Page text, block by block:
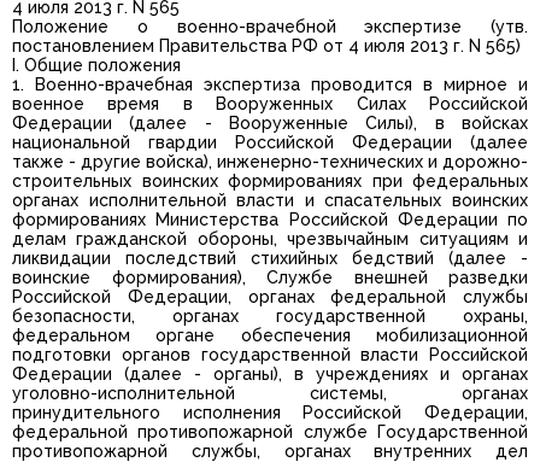
4 июля 2013 г. N 565
Положение о военно-врачебной экспертизе (утв.
постановлением Правительства РФ от 4 июля 2013 г. N 565)
I. Общие положения
1. Военно-врачебная экспертиза проводится в мирное и
военное время в Вооруженных Силах Российской
Федерации (далее - Вооруженные Силы), в войсках
национальной гвардии Российской Федерации (далее
также - другие войска), инженерно-технических и дорожно-
строительных воинских формированиях при федеральных
органах исполнительной власти и спасательных воинских
формированиях Министерства Российской Федерации по
делам гражданской обороны, чрезвычайным ситуациям и
ликвидации последствий стихийных бедствий (далее -
воинские формирования), Службе внешней разведки
Российской Федерации, органах федеральной службы
безопасности, органах государственной охраны,
федеральном органе обеспечения мобилизационной
подготовки органов государственной власти Российской
Федерации (далее - органы), в учреждениях и органах
уголовно-исполнительной системы, органах
принудительного исполнения Российской Федерации,
федеральной противопожарной службе Государственной
противопожарной службы, органах внутренних дел